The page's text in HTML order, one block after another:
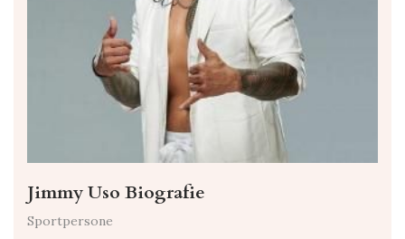
Jimmy Uso Biografie
Sportpersone